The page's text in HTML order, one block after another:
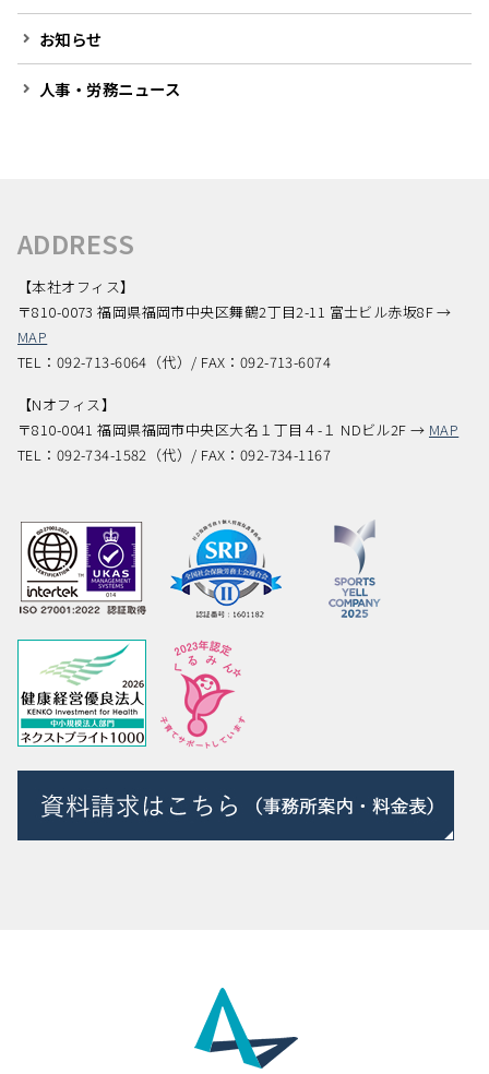
お知らせ
人事・労務ニュース
ADDRESS
【本社オフィス】
〒810-0073 福岡県福岡市中央区舞鶴2丁目2-11 富士ビル赤坂8F →
MAP
TEL：092-713-6064（代）/ FAX：092-713-6074
【Nオフィス】
〒810-0041 福岡県福岡市中央区大名１丁目４-１ NDビル2F → MAP
TEL：092-734-1582（代）/ FAX：092-734-1167